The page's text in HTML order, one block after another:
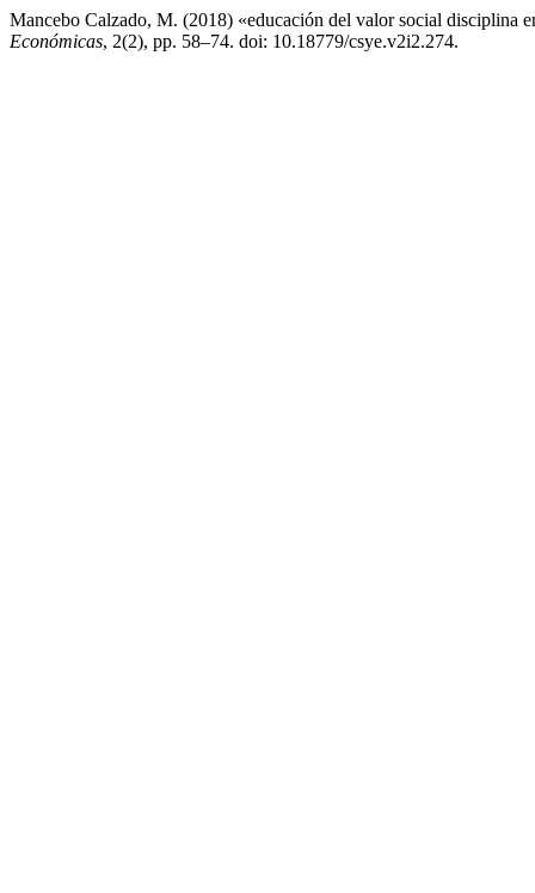
Mancebo Calzado, M. (2018) «educación del valor social disciplina
Económicas, 2(2), pp. 58–74. doi: 10.18779/csye.v2i2.274.